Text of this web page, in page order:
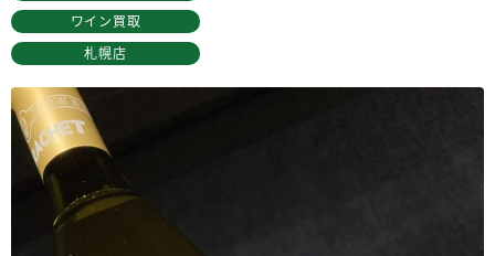
ワイン買取
札幌店